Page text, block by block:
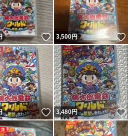
いいね！
3,500円
いいね！
3,480円